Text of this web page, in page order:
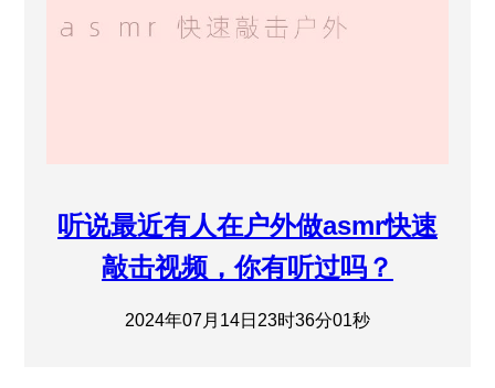
听说最近有人在户外做asmr快速
敲击视频，你有听过吗？
2024年07月14日23时36分01秒